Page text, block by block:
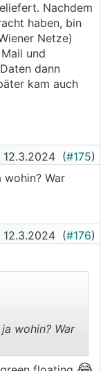
die lassenNachdem
haben, bin
Netze)
und
dann
kam auch
12.3.2024 (#175)
War
12.3.2024 (#176)
wohin? War